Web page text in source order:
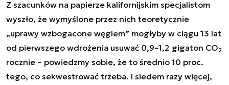
Z szacunków na papierze kalifornijskim specjalistom
wyszło, że wymyślone przez nich teoretycznie
„uprawy wzbogacone węglem” mogłyby w ciągu 13 lat
od pierwszego wdrożenia usuwać 0,9–1,2 gigaton CO2
rocznie – powiedzmy sobie, że to średnio 10 proc.
tego, co sekwestrować trzeba. I siedem razy więcej,